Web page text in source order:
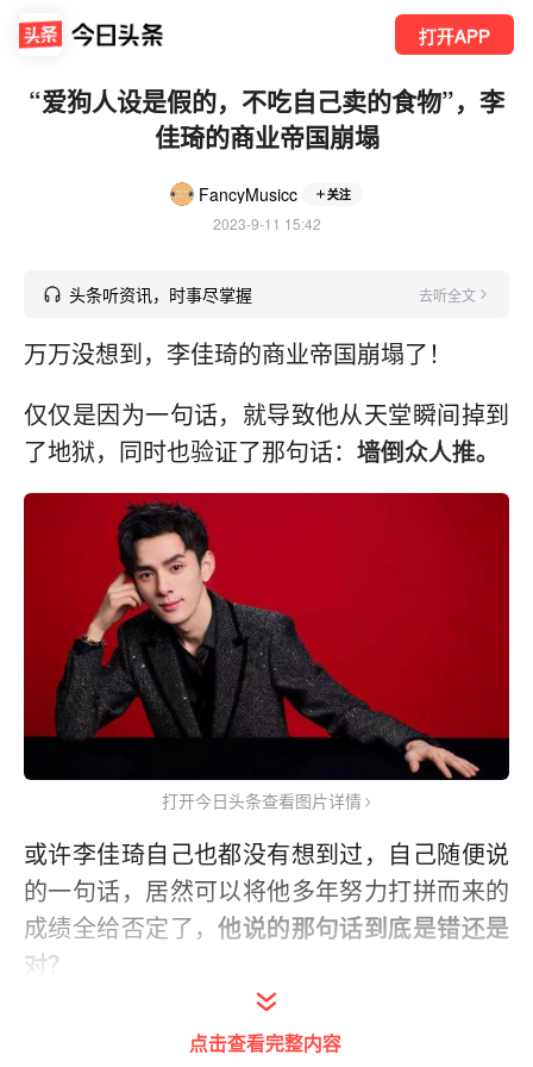
打开APP
“爱狗人设是假的，不吃自己卖的食物”，李
佳琦的商业帝国崩塌
FancyMusicc 关注
2023-9-11 15:42
头条听资讯，时事尽掌握 去听全文
万万没想到，李佳琦的商业帝国崩塌了！
仅仅是因为一句话，就导致他从天堂瞬间掉到
了地狱，同时也验证了那句话： 墙倒众人推。
打开今日头条查看图片详情
或许李佳琦自己也都没有想到过，自己随便说
的一句话，居然可以将他多年努力打拼而来的
成绩全给否定了，他说的那句话到底是错还是
对？
点击查看完整内容